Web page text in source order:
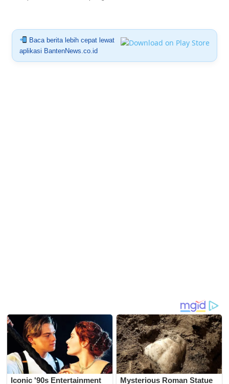
Baca berita lebih cepat lewat
aplikasi BantenNews.co.id